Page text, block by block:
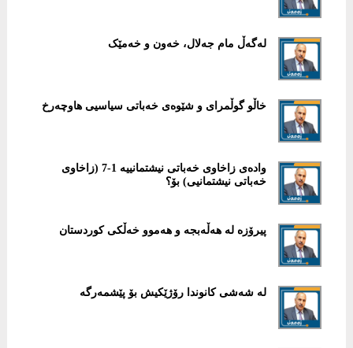
لەگەڵ مام جەلال، خەون و خەمێک
خاڵو گوڵمرای و شێوەی خەباتی سیاسیی هاوچەرخ
وادەی زاخاوی خەباتی نیشتمانییە 1-7 (زاخاوی
خەباتی نیشتمانیی) بۆ؟
پیرۆزە لە هەڵەبجە و هەموو خەڵکی کوردستان
لە شەشی کانوندا رۆژێکیش بۆ پێشمەرگە